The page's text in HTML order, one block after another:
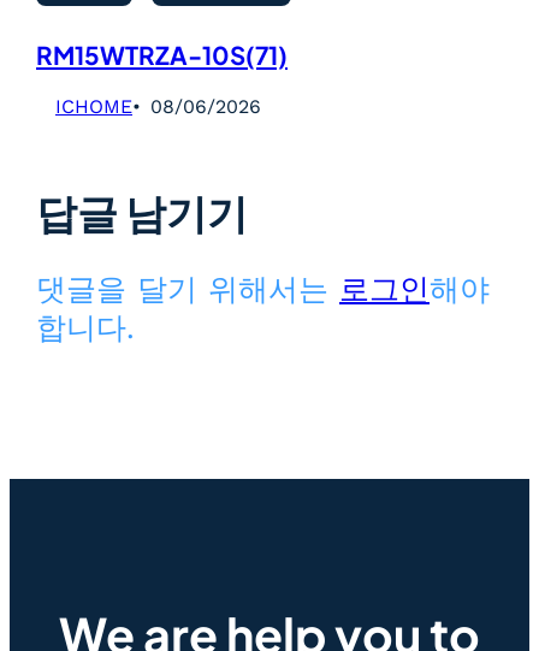
RM15WTRZA-10S(71)
ICHOME 08/06/2026
답글 남기기
댓글을 달기 위해서는 로그인해야
합니다.
We are help you to